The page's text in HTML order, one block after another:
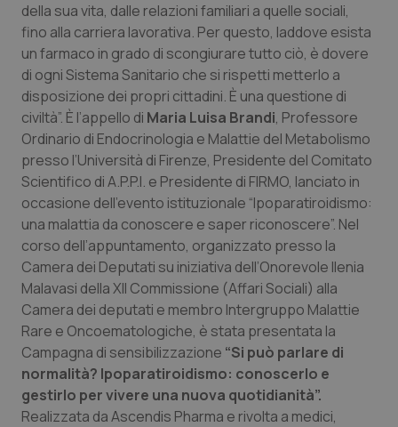
Basilicata
Calabria
Campania
Emilia-Romagna
Friuli Venezia Giulia
Lazio
Liguria
Lombardia
Marche
Artrite & artrosi
Asma & BPCO
Car-T
Colesterolo & coronaropatie
Dermatite Atopica
Diabete & glucometri
Disturbi dell’umore
Dolore
Donna & Salute
QS Club Newsletter
della sua vita, dalle relazioni familiari a quelle sociali,
fino alla carriera lavorativa. Per questo, laddove esista
un farmaco in grado di scongiurare tutto ciò, è dovere
di ogni Sistema Sanitario che si rispetti metterlo a
disposizione dei propri cittadini. È una questione di
civiltà”. È l’appello di Maria Luisa Brandi, Professore
Ordinario di Endocrinologia e Malattie del Metabolismo
presso l’Università di Firenze, Presidente del Comitato
Scientifico di A.P.P.I. e Presidente di FIRMO, lanciato in
occasione dell’evento istituzionale “Ipoparatiroidismo:
una malattia da conoscere e saper riconoscere”. Nel
corso dell’appuntamento, organizzato presso la
Camera dei Deputati su iniziativa dell’Onorevole Ilenia
Malavasi della XII Commissione (Affari Sociali) alla
Camera dei deputati e membro Intergruppo Malattie
Rare e Oncoematologiche, è stata presentata la
Campagna di sensibilizzazione “Si può parlare di
normalità? Ipoparatiroidismo: conoscerlo e
gestirlo per vivere una nuova quotidianità”.
Realizzata da Ascendis Pharma e rivolta a medici,